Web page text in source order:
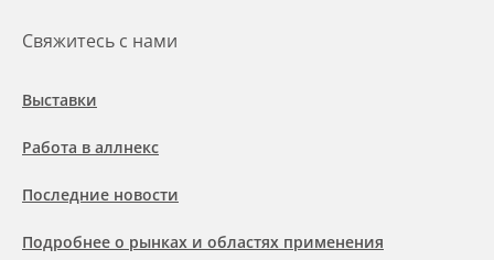
Свяжитесь с нами
Выставки
Работа в аллнекс
Последние новости
Подробнее о рынках и областях применения